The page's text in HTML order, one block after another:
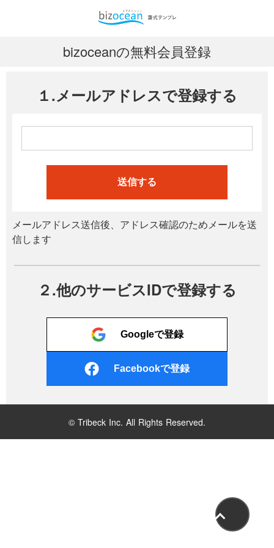
bizoceanの無料会員登録
１.メールアドレスで登録する
送信する
メールアドレス送信後、アドレス確認のためメールを送
信します
２.他のサービスIDで登録する
Googleで登録
Facebookで登録
© Tribeck Inc. All Rights Reserved.